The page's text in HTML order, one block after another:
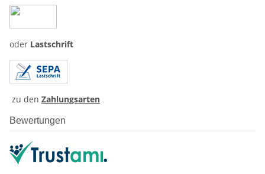
oder Lastschrift
zu den Zahlungsarten
Bewertungen